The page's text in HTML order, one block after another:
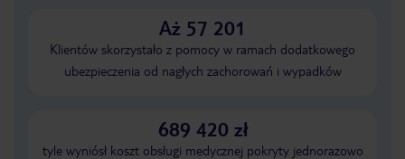
Aż 57 201
Klientów skorzystało z pomocy w ramach dodatkowego
ubezpieczenia od nagłych zachorowań i wypadków
689 420 zł
tyle wyniósł koszt obsługi medycznej pokryty jednorazowo